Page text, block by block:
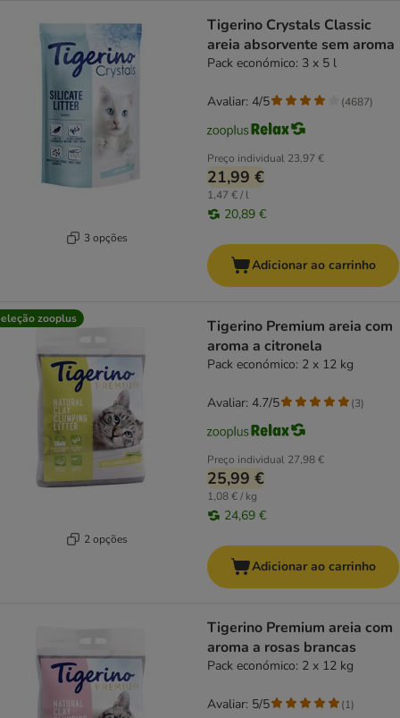
3 opções
Tigerino Crystals Classic
areia absorvente sem aroma
Pack económico: 3 x 5 l
Preço individual 23,97 €
21,99 €
1,47 € / l
20,89 €
Avaliar: 4/5 (4687)
Adicionar ao carrinho
zooplus
2 opções
Tigerino Premium areia com
aroma a citronela
Pack económico: 2 x 12 kg
Preço individual 27,98 €
25,99 €
1,08 € / kg
24,69 €
Avaliar: 4.7/5 (3)
Adicionar ao carrinho
Tigerino Premium areia com
aroma a rosas brancas
Pack económico: 2 x 12 kg
Avaliar: 5/5 (1)